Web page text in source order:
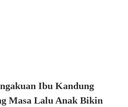
Ibu Kandung
Masa Lalu Anak Bikin